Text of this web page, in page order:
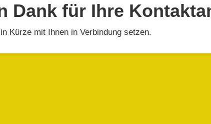
Dank für Ihre
Kürze mit Ihnen in Verbindung setzen.